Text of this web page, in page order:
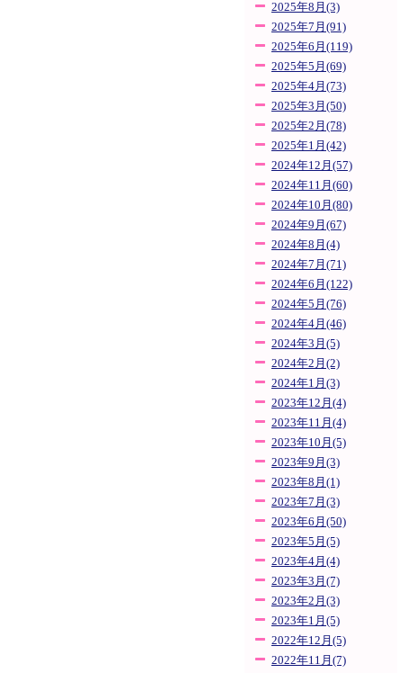
2025年8月(3)
2025年7月(91)
2025年6月(119)
2025年5月(69)
2025年4月(73)
2025年3月(50)
2025年2月(78)
2025年1月(42)
2024年12月(57)
2024年11月(60)
2024年10月(80)
2024年9月(67)
2024年8月(4)
2024年7月(71)
2024年6月(122)
2024年5月(76)
2024年4月(46)
2024年3月(5)
2024年2月(2)
2024年1月(3)
2023年12月(4)
2023年11月(4)
2023年10月(5)
2023年9月(3)
2023年8月(1)
2023年7月(3)
2023年6月(50)
2023年5月(5)
2023年4月(4)
2023年3月(7)
2023年2月(3)
2023年1月(5)
2022年12月(5)
2022年11月(7)